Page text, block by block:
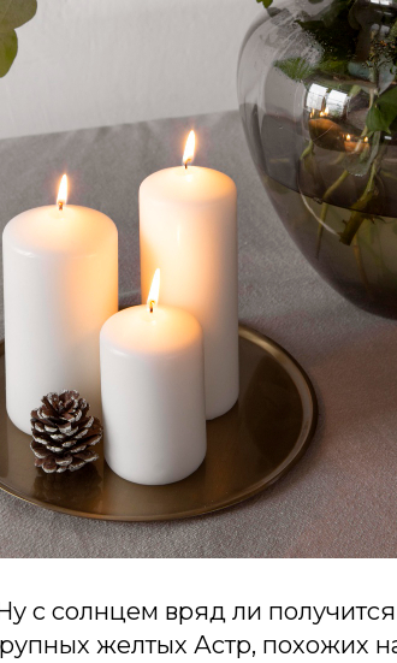
с солнцем вряд ли получится
желтых Астр, похожих